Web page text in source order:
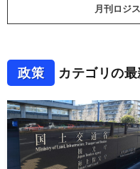
月刊ロジ
政策 カテゴリの